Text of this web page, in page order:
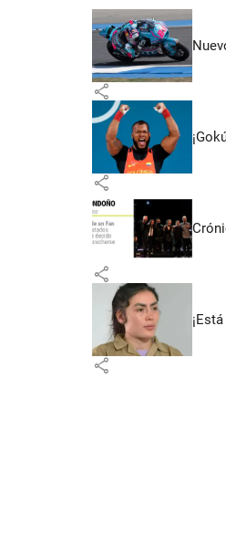
share
share
share
share